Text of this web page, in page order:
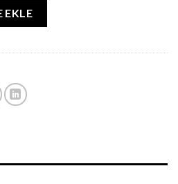
3 Barrel Wave Iron - KMS-003 adet
EKLE